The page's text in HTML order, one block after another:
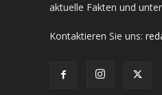
aktuelle Fakten und
Kontaktieren Sie uns: